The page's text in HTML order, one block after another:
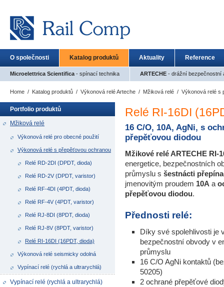
O společnosti Katalog produktů Aktuality Reference
Microelettrica Scientifica - spínací technika ARTECHE - drážní bezpečnostní
Home / Katalog produktů / Výkonová relé Arteche / Mžiková relé / Výkonová relé s
Portfolio produktů
Mžiková relé
Výkonová relé pro obecné použití
Výkonová relé s přepěťovou ochranou
Relé RD-2DI (DPDT, dioda)
Relé RD-2V (DPDT, varistor)
Relé RF-4DI (4PDT, dioda)
Relé RF-4V (4PDT, varistor)
Relé RJ-8DI (8PDT, dioda)
Relé RJ-8V (8PDT, varistor)
Relé RI-16DI (16PDT, dioda)
Výkonová relé seismicky odolná
Vypínací relé (rychlá a ultrarychlá)
Vypínací relé (rychlá a ultrarychlá)
Relé RI-16DI
16 C/O, 10A, AgNi, s
přepěťovou diodou
Mžikové relé ARTECHE RI-
energetice, bezpečnostních
průmyslu s šestnácti
jmenovitým proudem 10A a
přepěťovou diodou.
Přednosti relé:
Díky své spolehlivosti je
bezpečnostní obvody v
průmyslu
16 C/O AgNi kontaktů
50205)
2 ochrané přepěťové